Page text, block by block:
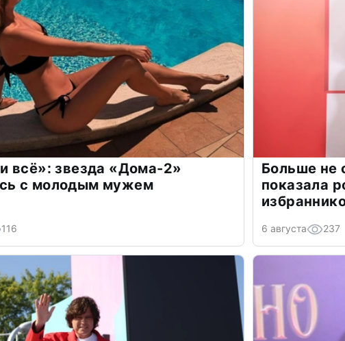
всё»: звезда «Дома-2»
с молодым мужем
116
Больше не
показала
6 августа 237